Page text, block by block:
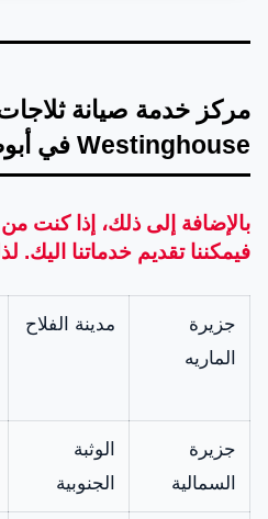
المختلفة.
باب فريز
الثلاجة
لذلك يوجد
الشركة الباب
الأصلي
وستنجهاوس
بموديلات
Westinghouse في أبوظبي – العين
بالإضافة إلى ذلك، إذا كنت
فيمكننا تقديم خدماتنا اليك.
جزيرة
الماريه
مدينة الفلاح
جزيرة
السمالية
الوثبة
الجنوبية